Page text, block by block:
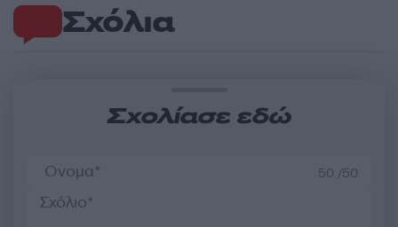
Σχόλια
Σχολίασε εδώ
50 /50